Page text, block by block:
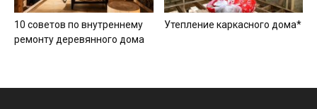
10 советов по внутреннему
ремонту деревянного дома
Утепление каркасного дома*